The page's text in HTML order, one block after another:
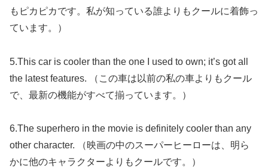
もピカピカです。私が知っている誰よりもクールに着飾っ
ています。）
5.This car is cooler than the one I used to own; it’s got all
the latest features. （この車は以前の私の車よりもクール
で、最新の機能がすべて揃っています。）
6.The superhero in the movie is definitely cooler than any
other character. （映画の中のスーパーヒーローは、明ら
かに他のキャラクターよりもクールです。）